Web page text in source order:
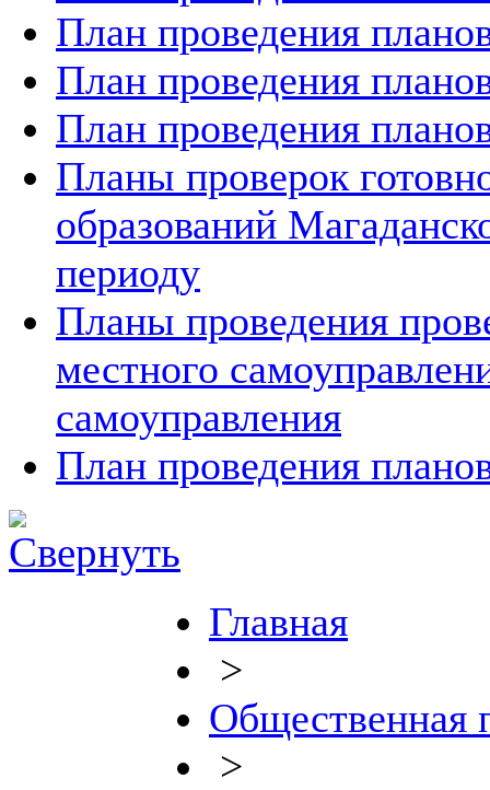
План проведения
План проведения
План проведения
Планы проверок
образований
периоду
Планы проведения
местного
самоуправления
План проведения
Главная
>
Общественная
>